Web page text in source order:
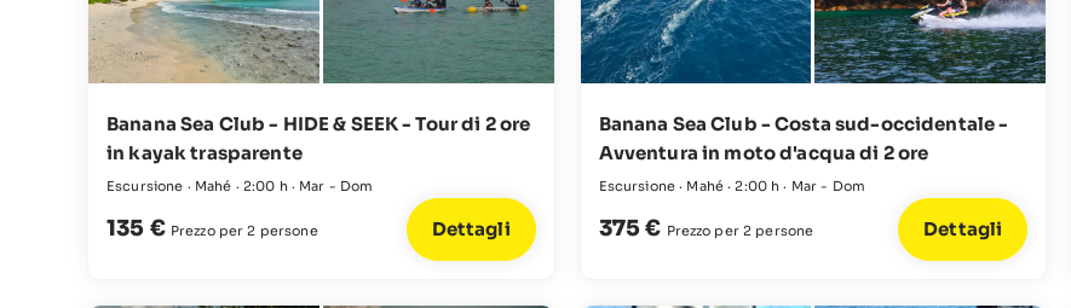
Banana Sea Club - HIDE & SEEK - Tour di 2 ore
in kayak trasparente
Escursione · Mahé · 2:00 h · Mar - Dom
135 € Prezzo per 2 persone Dettagli
Banana Sea Club - Costa sud-occidentale -
Avventura in moto d'acqua di 2 ore
Escursione · Mahé · 2:00 h · Mar - Dom
375 € Prezzo per 2 persone Dettagli